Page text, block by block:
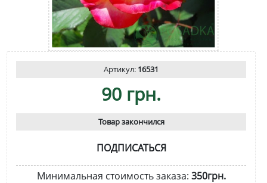
Артикул: 16531
90 грн.
Товар закончился
ПОДПИСАТЬСЯ
Минимальная стоимость заказа: 350грн.